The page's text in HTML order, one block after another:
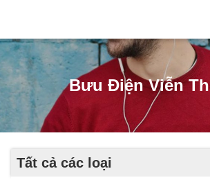
Bưu Điện Viễn
Tất cả các loại